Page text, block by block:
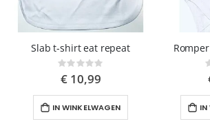
Slab t-shirt eat repeat
Rating:
0%
€ 10,99
IN WINKELWAGEN IN